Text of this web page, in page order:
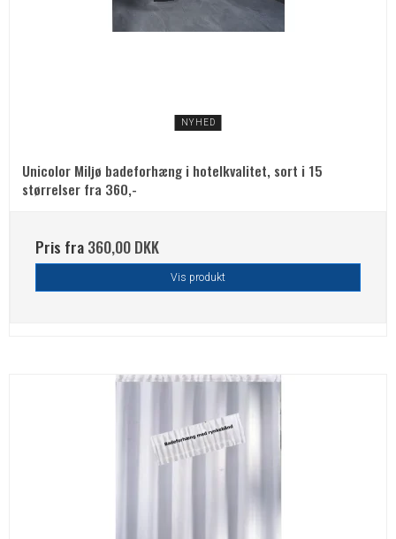
NYHED
Unicolor Miljø badeforhæng i hotelkvalitet, sort i 15
størrelser fra 360,-
Pris fra360,00 DKK
Vis produkt